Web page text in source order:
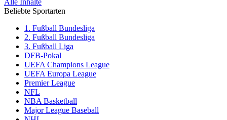
Alle Inhalte
Beliebte Sportarten
1. Fußball Bundesliga
2. Fußball Bundesliga
3. Fußball Liga
DFB-Pokal
UEFA Champions League
UEFA Europa League
Premier League
NFL
NBA Basketball
Major League Baseball